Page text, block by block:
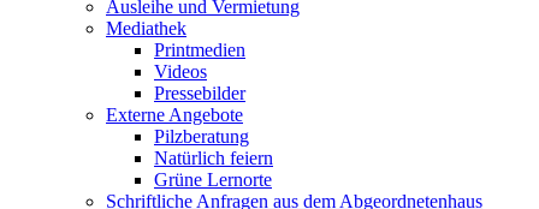
Ausleihe und Vermietung
Mediathek
Printmedien
Videos
Pressebilder
Externe Angebote
Pilzberatung
Natürlich feiern
Grüne Lernorte
Schriftliche Anfragen aus dem Abgeordnetenhaus